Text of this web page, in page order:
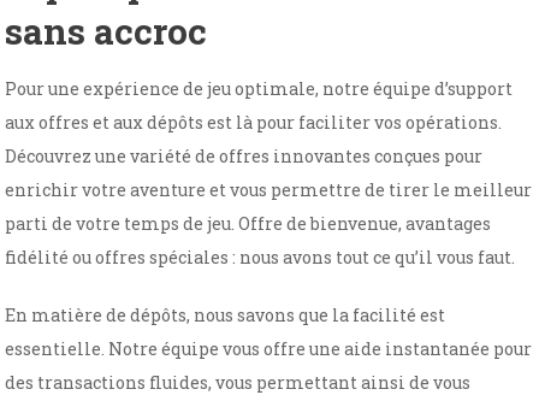
sans accroc
Pour une expérience de jeu optimale, notre équipe d’support
aux offres et aux dépôts est là pour faciliter vos opérations.
Découvrez une variété de offres innovantes conçues pour
enrichir votre aventure et vous permettre de tirer le meilleur
parti de votre temps de jeu. Offre de bienvenue, avantages
fidélité ou offres spéciales : nous avons tout ce qu’il vous faut.
En matière de dépôts, nous savons que la facilité est
essentielle. Notre équipe vous offre une aide instantanée pour
des transactions fluides, vous permettant ainsi de vous